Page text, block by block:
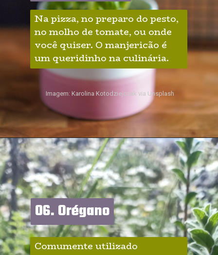
Na pizza, no preparo do pesto,
no molho de tomate, ou onde
você quiser. O manjericão é
um queridinho na culinária.
Imagem: Karolina Kotodziejczak via Unsplash
06. Orégano
06. Orégano
Comumente utilizado